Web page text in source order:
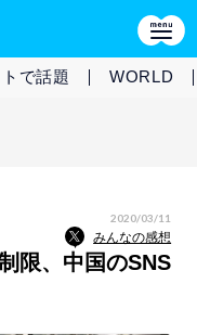
で話題 WORLD
2020/03/11
みんなの感想
限、中国のSNS